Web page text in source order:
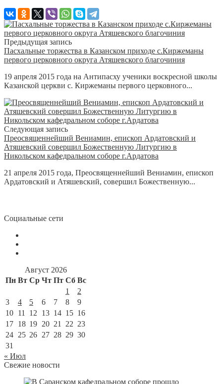
Предыдущая запись
Пасхальные торжества в Казанском приходе с.Киржеманы
первого церковного округа Атяшевского благочиния
19 апреля 2015 года на Антипасху ученики воскресной школы
Казанской церкви с. Киржеманы первого церковного...
Следующая запись
Преосвященнейший Вениамин, епископ Ардатовский и
Атяшевский совершил Божественную Литургию в
Никольском кафедральном соборе г.Ардатова
21 апреля 2015 года, Преосвященнейший Вениамин, епископ
Ардатовский и Атяшевский, совершил Божественную...
Социальные сети
Август 2026
Пн Вт Ср Чт Пт Сб Вс
1
2
3
4 5 6 7 8
9
10 11 12 13 14 15 16
17 18 19 20 21 22 23
24 25 26 27 28 29 30
31
« Июл
Свежие новости